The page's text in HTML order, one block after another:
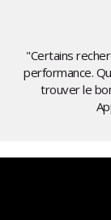
"Certains
performance.
trouver le